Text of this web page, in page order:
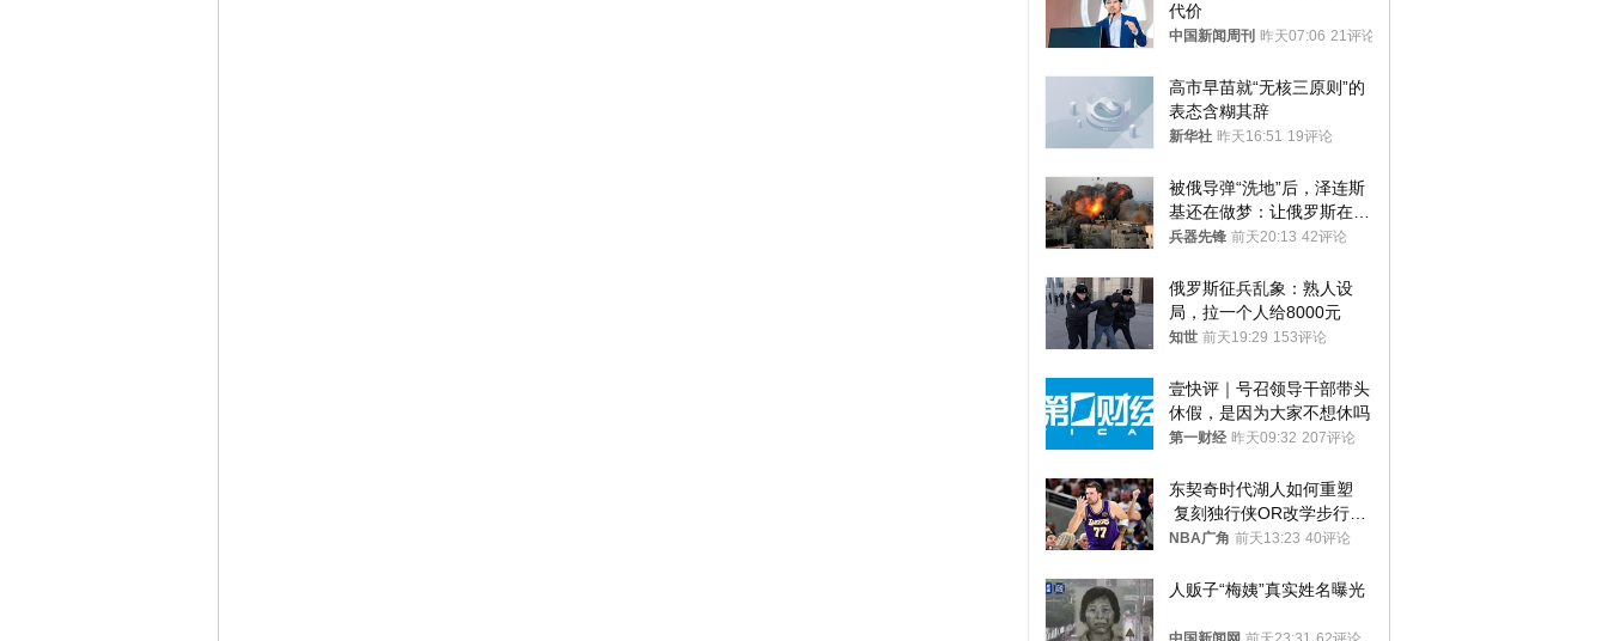
代价
中国新闻周刊 昨天07:06 21评论
高市早苗就“无核三原则”的
表态含糊其辞
新华社 昨天16:51 19评论
被俄导弹“洗地”后，泽连斯
基还在做梦：让俄罗斯在冬
季前求和？
兵器先锋 前天20:13 42评论
俄罗斯征兵乱象：熟人设
局，拉一个人给8000元
知世 前天19:29 153评论
壹快评｜号召领导干部带头
休假，是因为大家不想休吗
第一财经 昨天09:32 207评论
东契奇时代湖人如何重塑
复刻独行侠OR改学步行
者？
NBA广角 前天13:23 40评论
人贩子“梅姨”真实姓名曝光